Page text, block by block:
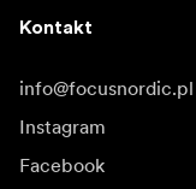
Kontakt
info@focusnordic.pl
Instagram
Facebook